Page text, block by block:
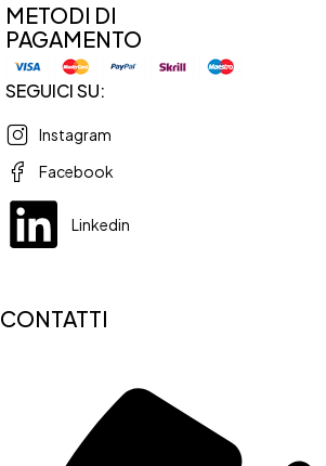
METODI DI
PAGAMENTO
SEGUICI SU:
Instagram
Facebook
Linkedin
CONTATTI